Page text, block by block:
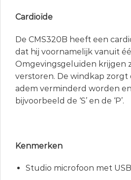
Cardioïde
De CMS320B heeft een
dat hij voornamelijk vanuit
Omgevingsgeluiden krijgen
verstoren. De windkap
adem verminderd worden
bijvoorbeeld de ‘S’ en de ‘P’.
Kenmerken
Studio microfoon met